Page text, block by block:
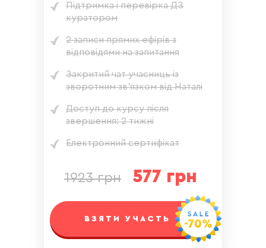
Підтримка і перевірка ДЗ
куратором
2 записи прямих ефірів з
відповідями на запитання
Закритий чат учасниць із
зворотним зв'язком від Наталі
Доступ до курсу після
звершення: 2 тижні
Електронний сертифікат
1923 грн 577 грн
ВЗЯТИ УЧАСТЬ